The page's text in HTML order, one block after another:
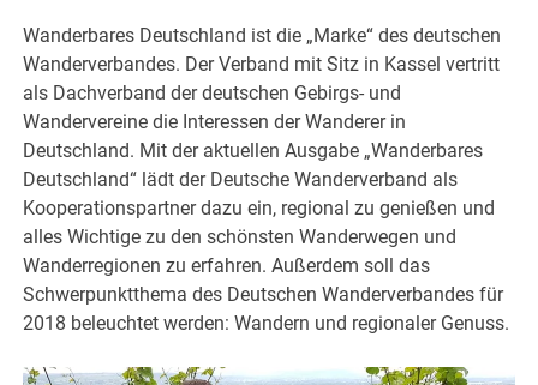
Wanderbares Deutschland ist die „Marke“ des deutschen
Wanderverbandes. Der Verband mit Sitz in Kassel vertritt
als Dachverband der deutschen Gebirgs- und
Wandervereine die Interessen der Wanderer in
Deutschland. Mit der aktuellen Ausgabe „Wanderbares
Deutschland“ lädt der Deutsche Wanderverband als
Kooperationspartner dazu ein, regional zu genießen und
alles Wichtige zu den schönsten Wanderwegen und
Wanderregionen zu erfahren. Außerdem soll das
Schwerpunktthema des Deutschen Wanderverbandes für
2018 beleuchtet werden: Wandern und regionaler Genuss.